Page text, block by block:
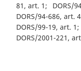
81, art. 1
DORS/
DORS/94-686, art.
DORS/99-19, art. 1
DORS/2001-221,